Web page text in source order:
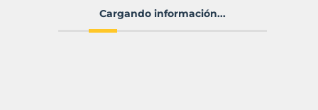
Cargando información...